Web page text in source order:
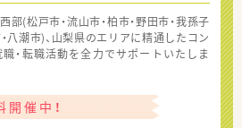
部(松戸市・流山市・柏市・野田市・我孫子
八潮市)、山梨県のエリアに精通したコン
・転職活動を全力でサポートいたしま
催中！